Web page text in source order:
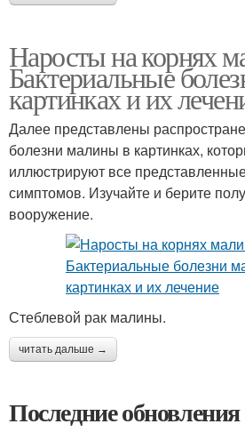
Наросты на корнях
Бактериальные
картинках и их
Далее представлены
болезни малины в картинках,
иллюстрируют все
симптомов. Изучайте и берите
вооружение.
Стеблевой рак малины.
читать дальше →
Последние обновления